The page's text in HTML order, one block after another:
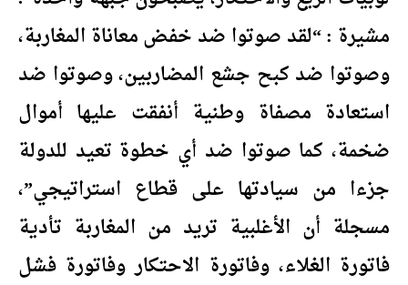
مشيرة : “لقد صوتوا ضد خفض معاناة المغاربة،
وصوتوا ضد كبح جشع المضاربين، وصوتوا ضد
استعادة مصفاة وطنية أنفقت عليها أموال
ضخمة، كما صوتوا ضد أي خطوة تعيد للدولة
جزءا من سيادتها على قطاع استراتيجي”،
مسجلة أن الأغلبية تريد من المغاربة تأدية
فاتورة الغلاء، وفاتورة الاحتكار وفاتورة فشل